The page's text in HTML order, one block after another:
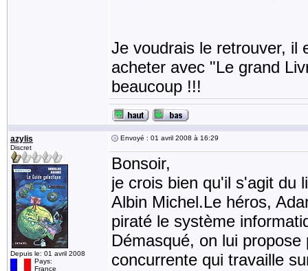
Je voudrais le retrouver, il
acheter avec "Le grand
beaucoup !!!
azylis
Discret
Depuis le: 01 avril 2008
Pays:
France
Envoyé : 01 avril 2008 à 16:29
Bonsoir,
je crois bien qu'il s'agit du
Albin Michel.Le héros,
piraté le système
Démasqué, on lui
concurrente qui travaille